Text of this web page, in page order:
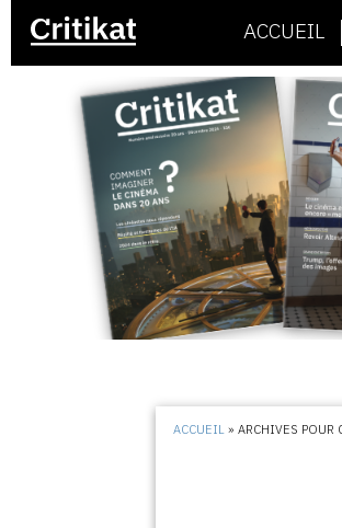
ACCUEIL
ACCUEIL »ARCHIVES POUR